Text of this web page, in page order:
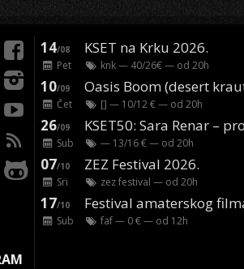
14/08 KSET na Krku 2026.
Pet knk— 40/26€ — od 20h
10/09
Čet [] — 10/12 € — od 20h
26/09
Sub — 13/16 € — od 20h
07/10 ZEZ Festival 2026.
Sri zez festival — od 20h
17/10 Festival amaterskog
Sub faf— 0 € — od 12h